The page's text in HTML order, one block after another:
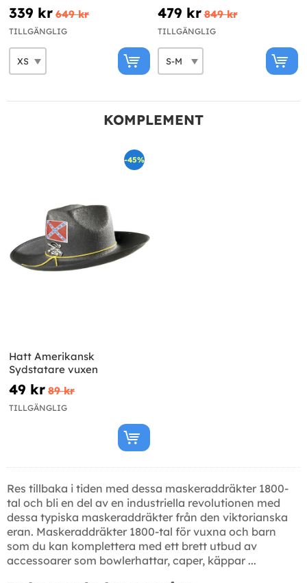
339 kr 649 kr
TILLGÄNGLIG
479 kr 849 kr
TILLGÄNGLIG
KOMPLEMENT
-45%
Hatt Amerikansk
Sydstatare vuxen
49 kr 89 kr
TILLGÄNGLIG
Res tillbaka i tiden med dessa maskeraddräkter 1800-
tal och bli en del av en industriella revolutionen med
dessa typiska maskeraddräkter från den viktorianska
eran. Maskeraddräkter 1800-tal för vuxna och barn
som du kan komplettera med ett brett utbud av
accessoarer som bowlerhattar, caper, käppar ...